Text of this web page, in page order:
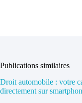
Publications similaires
Droit automobile : votre
directement sur